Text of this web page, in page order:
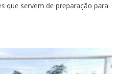
que servem de preparação para